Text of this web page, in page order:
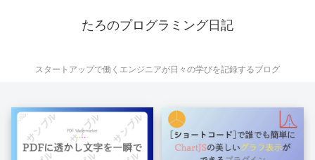
たろのプログラミング日記
スタートアップで働くエンジニアが日々の学びを記録するブログ